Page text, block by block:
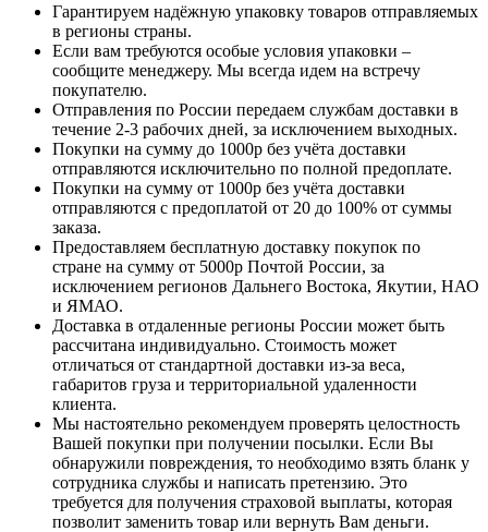
Гарантируем надёжную упаковку товаров отправляемых
в регионы страны.
Если вам требуются особые условия упаковки –
сообщите менеджеру. Мы всегда идем на встречу
покупателю.
Отправления по России передаем службам доставки в
течение 2-3 рабочих дней, за исключением выходных.
Покупки на сумму до 1000р без учёта доставки
отправляются исключительно по полной предоплате.
Покупки на сумму от 1000р без учёта доставки
отправляются с предоплатой от 20 до 100% от суммы
заказа.
Предоставляем бесплатную доставку покупок по
стране на сумму от 5000р Почтой России, за
исключением регионов Дальнего Востока, Якутии, НАО
и ЯМАО.
Доставка в отдаленные регионы России может быть
рассчитана индивидуально. Стоимость может
отличаться от стандартной доставки из-за веса,
габаритов груза и территориальной удаленности
клиента.
Мы настоятельно рекомендуем проверять целостность
Вашей покупки при получении посылки. Если Вы
обнаружили повреждения, то необходимо взять бланк у
сотрудника службы и написать претензию. Это
требуется для получения страховой выплаты, которая
позволит заменить товар или вернуть Вам деньги.